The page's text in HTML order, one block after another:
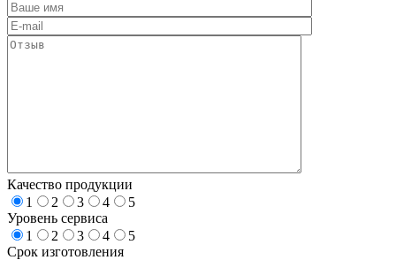
Качество продукции
1
2 3 4
5
Уровень сервиса
1
2 3 4
5
Срок изготовления